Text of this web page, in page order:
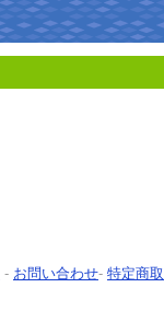
- お問い合わせ- 特定商